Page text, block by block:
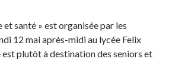
et santé » est organisée par les
12 mai après-midi au lycée Felix
plutôt à destination des seniors et